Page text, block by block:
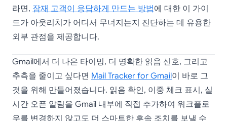
라면, 잠재 고객이 응답하게 만드는 방법에 대한 이 가이
드가 아웃리치가 어디서 무너지는지 진단하는 데 유용한
외부 관점을 제공합니다.
Gmail에서 더 나은 타이밍, 더 명확한 읽음 신호, 그리고
추측을 줄이고 싶다면 Mail Tracker for Gmail이 바로 그
것을 위해 만들어졌습니다. 읽음 확인, 이중 체크 표시, 실
시간 오픈 알림을 Gmail 내부에 직접 추가하여 워크플로
우를 변경하지 않고도 더 스마트한 후속 조치를 보낼 수